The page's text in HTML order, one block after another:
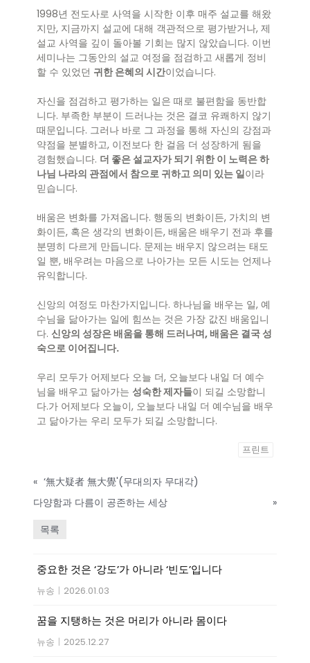
1998년 전도사로 사역을 시작한 이후 매주 설교를 해왔
지만, 지금까지 설교에 대해 객관적으로 평가받거나, 제
설교 사역을 깊이 돌아볼 기회는 많지 않았습니다. 이번
세미나는 그동안의 설교 여정을 점검하고 새롭게 정비
할 수 있었던 귀한 은혜의 시간이었습니다.
자신을 점검하고 평가하는 일은 때로 불편함을 동반합
니다. 부족한 부분이 드러나는 것은 결코 유쾌하지 않기
때문입니다. 그러나 바로 그 과정을 통해 자신의 강점과
약점을 분별하고, 이전보다 한 걸음 더 성장하게 됨을
경험했습니다. 더 좋은 설교자가 되기 위한 이 노력은 하
나님 나라의 관점에서 참으로 귀하고 의미 있는 일이라
믿습니다.
배움은 변화를 가져옵니다. 행동의 변화이든, 가치의 변
화이든, 혹은 생각의 변화이든, 배움은 배우기 전과 후를
분명히 다르게 만듭니다. 문제는 배우지 않으려는 태도
일 뿐, 배우려는 마음으로 나아가는 모든 시도는 언제나
유익합니다.
신앙의 여정도 마찬가지입니다. 하나님을 배우는 일, 예
수님을 닮아가는 일에 힘쓰는 것은 가장 값진 배움입니
다. 신앙의 성장은 배움을 통해 드러나며, 배움은 결국 성
숙으로 이어집니다.
우리 모두가 어제보다 오늘 더, 오늘보다 내일 더 예수
님을 배우고 닮아가는 성숙한 제자들이 되길 소망합니
다.가 어제보다 오늘이, 오늘보다 내일 더 예수님을 배우
고 닮아가는 우리 모두가 되길 소망합니다.
프린트
« ‘無大疑者 無大覺'(무대의자 무대각)
다양함과 다름이 공존하는 세상
»
목록
중요한 것은 ‘강도’가 아니라 ‘빈도’입니다
뉴송 | 2026.01.03
꿈을 지탱하는 것은 머리가 아니라 몸이다
뉴송 | 2025.12.27